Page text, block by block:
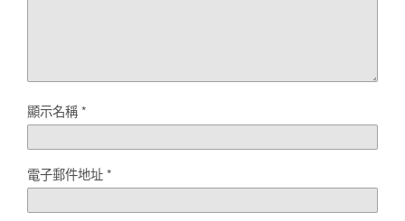
顯示名稱*
電子郵件地址*